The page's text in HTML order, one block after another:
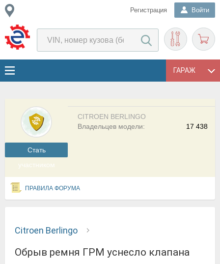
Регистрация Войти
ГАРАЖ
Cтать
участником
CITROEN BERLINGO
17 438
Владельцев модели:
ПРАВИЛА ФОРУМА
Citroen Berlingo
Обрыв ремня ГРМ уснесло клапана